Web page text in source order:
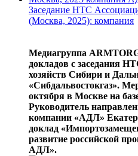
Заседание НТС
(Москва, 2025): компания
Медиагруппа
докладов с заседания
хозяйств Сибири и
«Сибдальвостокгаз».
октября в Москве на
Руководитель
компании «АДЛ»
доклад
развитие российской
АДЛ».